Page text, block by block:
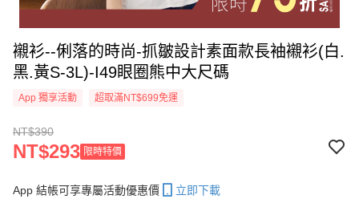
襯衫--俐落的時尚-抓皺設計素面款長袖襯衫(白.
黑.黃S-3L)-I49眼圈熊中大尺碼
App 獨享活動 超取滿NT$699免運
NT$390
NT$293 限時特價
App 結帳可享專屬活動優惠價
立即下載